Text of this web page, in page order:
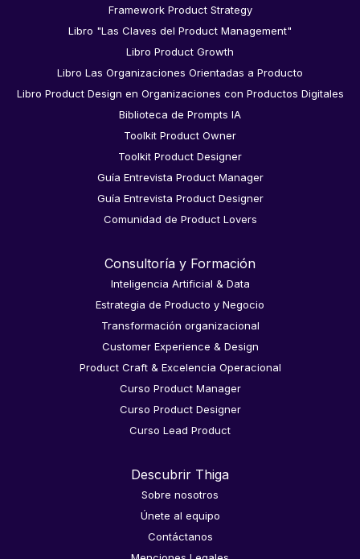
Framework Product Strategy
Libro "Las Claves del Product Management"
Libro Product Growth
Libro Las Organizaciones Orientadas a Producto
Libro Product Design en Organizaciones con Productos Digitales
Biblioteca de Prompts IA
Toolkit Product Owner
Toolkit Product Designer
Guía Entrevista Product Manager
Guía Entrevista Product Designer
Comunidad de Product Lovers
Consultoría y Formación
Inteligencia Artificial & Data
Estrategia de Producto y Negocio
Transformación organizacional
Customer Experience & Design
Product Craft & Excelencia Operacional
Curso Product Manager
Curso Product Designer
Curso Lead Product
Descubrir Thiga
Sobre nosotros
Únete al equipo
Contáctanos